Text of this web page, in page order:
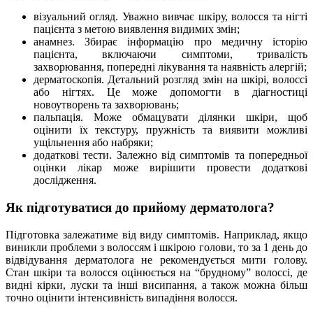
візуальний огляд. Уважно вивчає шкіру, волосся та нігті
пацієнта з метою виявлення видимих змін;
анамнез. Збирає інформацію про медичну історію
пацієнта, включаючи симптоми, тривалість
захворювання, попередні лікування та наявність алергій;
дерматоскопія. Детальний розгляд змін на шкірі, волоссі
або нігтях. Це може допомогти в діагностиці
новоутворень та захворювань;
пальпація. Може обмацувати ділянки шкіри, щоб
оцінити їх текстуру, пружність та виявити можливі
ущільнення або набряки;
додаткові тести. Залежно від симптомів та попередньої
оцінки лікар може вирішити провести додаткові
дослідження.
Як підготуватися до прийому дерматолога?
Підготовка залежатиме від виду симптомів. Наприклад, якщо
виникли проблеми з волоссям і шкірою голови, то за 1 день до
відвідування дерматолога не рекомендується мити голову.
Стан шкіри та волосся оцінюється на “брудному” волоссі, де
видні кірки, луски та інші висипання, а також можна більш
точно оцінити інтенсивність випадіння волосся.